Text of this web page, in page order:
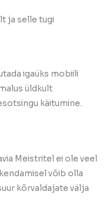
ja selle tugi
igaüks mobiili
üldkult
käitumine.
Meistritel ei ole veel
võib olla
kõrvaldajate välja